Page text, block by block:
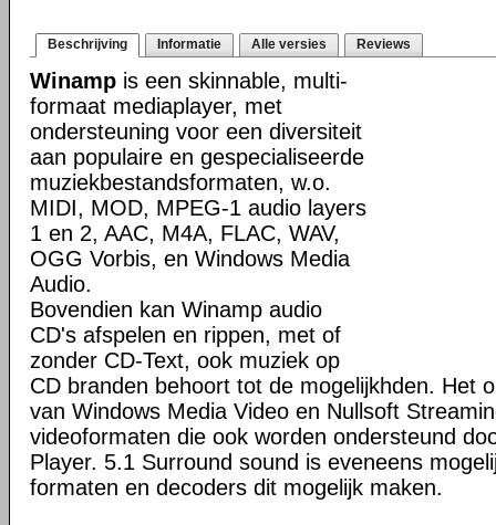
Beschrijving Informatie Alle versies Reviews
Winamp is een skinnable, multi-
formaat mediaplayer, met
ondersteuning voor een diversiteit
aan populaire en gespecialiseerde
muziekbestandsformaten, w.o.
MIDI, MOD, MPEG-1 audio layers
1 en 2, AAC, M4A, FLAC, WAV,
OGG Vorbis, en Windows Media
Audio.
Bovendien kan Winamp audio
CD's afspelen en rippen, met of
zonder CD-Text, ook muziek op
CD branden behoort tot de mogelijkhden. Het
van Windows Media Video en Nullsoft
videoformaten die ook worden ondersteund
Player. 5.1 Surround sound is eveneens
formaten en decoders dit mogelijk maken.